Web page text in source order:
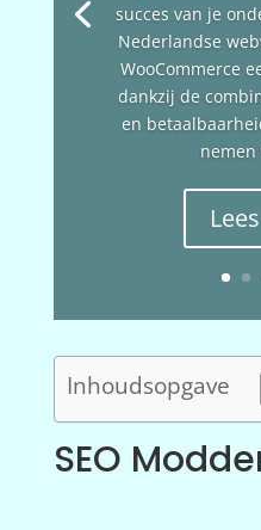
succes van je
Nederlandse
WooCommerce
dankzij de
en
nemen
Inhoudsopgave
SEO